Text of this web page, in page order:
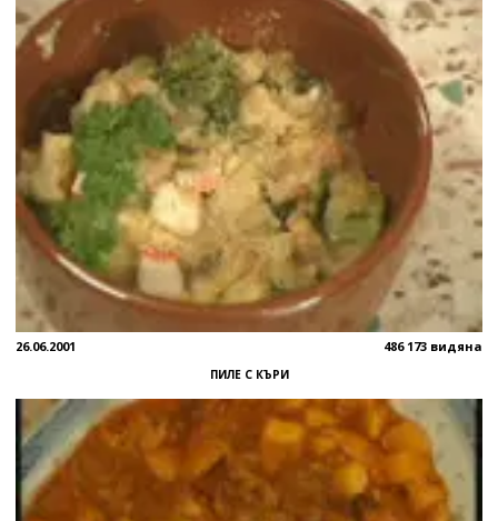
26.06.2001 486 173 видяна
ПИЛЕ С КЪРИ